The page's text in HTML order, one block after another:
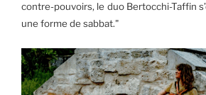
contre-pouvoirs, le duo Bertocchi-Taffin
une forme de sabbat."